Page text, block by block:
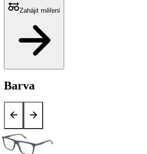
Zahájit měření
Barva